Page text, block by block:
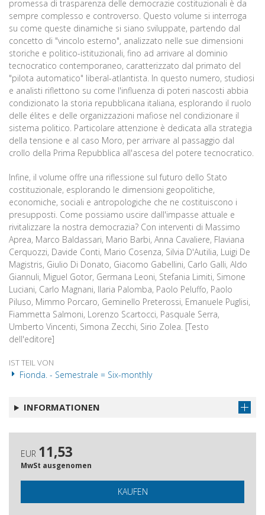
promessa di trasparenza delle democrazie costituzionali è da
sempre complesso e controverso. Questo volume si interroga
su come queste dinamiche si siano sviluppate, partendo dal
concetto di "vincolo esterno", analizzato nelle sue dimensioni
storiche e politico-istituzionali, fino ad arrivare al dominio
tecnocratico contemporaneo, caratterizzato dal primato del
"pilota automatico" liberal-atlantista. In questo numero, studiosi
e analisti riflettono su come l'influenza di poteri nascosti abbia
condizionato la storia repubblicana italiana, esplorando il ruolo
delle élites e delle organizzazioni mafiose nel condizionare il
sistema politico. Particolare attenzione è dedicata alla strategia
della tensione e al caso Moro, per arrivare al passaggio dal
crollo della Prima Repubblica all'ascesa del potere tecnocratico.
Infine, il volume offre una riflessione sul futuro dello Stato
costituzionale, esplorando le dimensioni geopolitiche,
economiche, sociali e antropologiche che ne costituiscono i
presupposti. Come possiamo uscire dall'impasse attuale e
rivitalizzare la nostra democrazia? Con interventi di Massimo
Aprea, Marco Baldassari, Mario Barbi, Anna Cavaliere, Flaviana
Cerquozzi, Davide Conti, Mario Cosenza, Silvia D'Autilia, Luigi De
Magistris, Giulio Di Donato, Giacomo Gabellini, Carlo Galli, Aldo
Giannuli, Miguel Gotor, Germana Leoni, Stefania Limiti, Simone
Luciani, Carlo Magnani, Ilaria Palomba, Paolo Peluffo, Paolo
Piluso, Mimmo Porcaro, Geminello Preterossi, Emanuele Puglisi,
Fiammetta Salmoni, Lorenzo Scartocci, Pasquale Serra,
Umberto Vincenti, Simona Zecchi, Sirio Zolea. [Testo
dell'editore]
IST TEIL VON
Fionda. - Semestrale = Six-monthly
INFORMATIONEN
EUR 11,53
MwSt ausgenomen
KAUFEN